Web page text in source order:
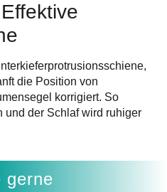
die Position von
korrigiert. So
und der Schlaf wird ruhiger
gerne